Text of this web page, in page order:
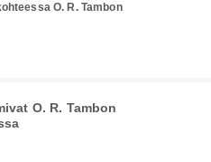
O. R. Tambon
O. R. Tambon